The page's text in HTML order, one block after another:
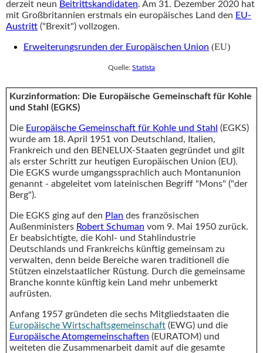
derzeit neun Beitrittskandidaten. Am 31. Dezember 2020 hat
mit Großbritannien erstmals ein europäisches Land den EU-
Austritt ("Brexit") vollzogen.
Erweiterungsrunden der Europäischen Union (EU)
Quelle: Statista
Kurzinformation: Die Europäische Gemeinschaft für Kohle
und Stahl (EGKS)
Die Europäische Gemeinschaft für Kohle und Stahl (EGKS)
wurde am 18. April 1951 von Deutschland, Italien,
Frankreich und den BENELUX-Staaten gegründet und gilt
als erster Schritt zur heutigen Europäischen Union (EU).
Die EGKS wurde umgangssprachlich auch Montanunion
genannt - abgeleitet vom lateinischen Begriff "Mons" ("der
Berg").
Die EGKS ging auf den Plan des französischen
Außenministers Robert Schuman vom 9. Mai 1950 zurück.
Er beabsichtigte, die Kohl- und Stahlindustrie
Deutschlands und Frankreichs künftig gemeinsam zu
verwalten, denn beide Bereiche waren traditionell die
Stützen einzelstaatlicher Rüstung. Durch die gemeinsame
Branche konnte künftig kein Land mehr unbemerkt
aufrüsten.
Anfang 1957 gründeten die sechs Mitgliedstaaten die
Europäische Wirtschaftsgemeinschaft (EWG) und die
Europäische Atomgemeinschaften (EURATOM) und
weiteten die Zusammenarbeit damit auf die gesamte